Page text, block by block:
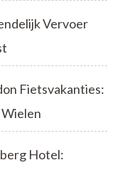
Vervoer
Fietsvakanties:
Hotel: